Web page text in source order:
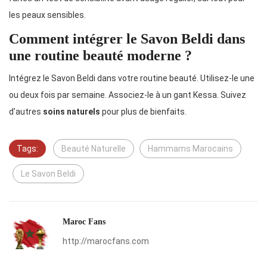
les peaux sensibles.
Comment intégrer le Savon Beldi dans
une routine beauté moderne ?
Intégrez le Savon Beldi dans votre routine beauté. Utilisez-le une
ou deux fois par semaine. Associez-le à un gant Kessa. Suivez
d’autres soins naturels pour plus de bienfaits.
Tags: Beauté Naturelle Hammams Marocains
Le Savon Beldi
Maroc Fans
http://marocfans.com